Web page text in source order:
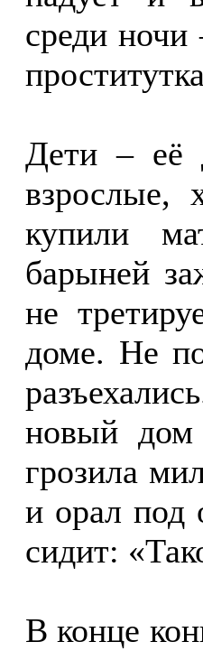
среди ночи
Дети – её
взрослые,
купили
барыней
не
доме. Не
новый дом
грозила
и орал под
сидит:
В конце